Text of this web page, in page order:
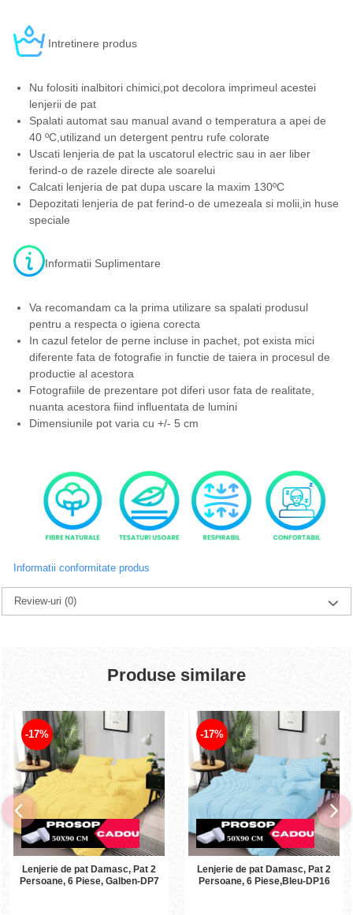
Intretinere produs
Nu folositi inalbitori chimici,pot decolora imprimeul acestei
lenjerii de pat
Spalati automat sau manual avand o temperatura a apei de
40 ºC,utilizand un detergent pentru rufe colorate
Uscati lenjeria de pat la uscatorul electric sau in aer liber
ferind-o de razele directe ale soarelui
Calcati lenjeria de pat dupa uscare la maxim 130ºC
Depozitati lenjeria de pat ferind-o de umezeala si molii,in huse
speciale
Informatii Suplimentare
Va recomandam ca la prima utilizare sa spalati produsul
pentru a respecta o igiena corecta
In cazul fetelor de perne incluse in pachet, pot exista mici
diferente fata de fotografie in functie de taiera in procesul de
productie al acestora
Fotografiile de prezentare pot diferi usor fata de realitate,
nuanta acestora fiind influentata de lumini
Dimensiunile pot varia cu +/- 5 cm
Informatii conformitate produs
Review-uri(0)
Produse similare
-17%
Lenjerie de pat Damasc, Pat 2
Persoane, 6 Piese, Galben-DP7
-17%
Lenjerie de pat Damasc, Pat 2
Persoane, 6 Piese,Bleu-DP16